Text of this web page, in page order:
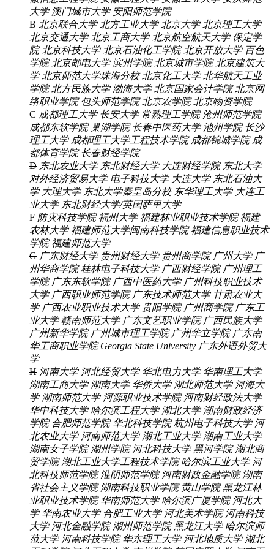
大学 澳门城市大学 安阳师范学院
B 北京联合大学 北方工业大学 北京大学 北京理工大学
北京交通大学 北京工商大学 北京航空航天大学 保定学
院 北京科技大学 北京石油化工学院 北京开放大学 百色
学院 北京邮电大学 滨州学院 北京城市学院 北京建筑大
学 北京师范大学珠海分校 北京化工大学 北华航天工业
学院 北方民族大学 渤海大学 北京国家会计学院 北京网
络职业学院 包头师范学院 北京农学院 北京物资学院
C 成都理工大学 长安大学 常熟理工学院 沧州师范学院
成都东软学院 巢湖学院 长春中医药大学 池州学院 长沙
理工大学 成都理工大学工程技术学院 成都锦城学院 成
都体育学院 长春财经学院
D 东北农业大学 东北财经大学 大连财经学院 东北大学
对外经济贸易大学 电子科技大学 大连大学 东北石油大
学 大理大学 东北大学秦皇岛分校 东华理工大学 大连工
业大学 东北财经大学/英国萨里大学
F 防灾科技学院 福州大学 福建林业职业技术学院 福建
农林大学 福建师范大学闽南科技学院 福建信息职业技术
学院 福建师范大学
G 广东财经大学 贵州财经大学 贵州商学院 广州大学 广
州华商学院 桂林电子科技大学 广西财经学院 广州理工
学院 广东东软学院 广西中医药大学 广州科技职业技术
大学 广西职业师范学院 广东技术师范大学 甘肃农业大
学 广西农业职业技术大学 贵阳学院 广州商学院 广东工
业大学 赣南师范大学 广东文艺职业学院 广西民族大学
广州新华学院 广州城市理工学院 广州华立学院 广东南
华工商职业学院 Georgia State University 广东外语外贸大
学
H 河南大学 河北经贸大学 华北电力大学 华南理工大学
湖南工商大学 湖南大学 华侨大学 湖北师范大学 河海大
学 湖南师范大学 河源职业技术学院 河南财经政法大学
华中科技大学 哈尔滨工程大学 湖北大学 湖南财政经济
学院 合肥师范学院 华北科技学院 杭州电子科技大学 河
北农业大学 河南师范大学 湖北工业大学 湖南工业大学
湖南女子学院 湖州学院 河北科技大学 黑河学院 湖北商
贸学院 湖北工业大学工程技术学院 哈尔滨工业大学 河
北科技师范学院 淮阴师范学院 河南财政金融学院 湖南
省社会主义学院 湖南科技职业学院 黄山学院 黑龙江林
业职业技术学院 华南师范大学 哈尔滨广厦学院 河北大
学 华南农业大学 合肥工业大学 河北美术学院 河南科技
大学 河北金融学院 湖州师范学院 黑龙江大学 哈尔滨师
范大学 河南科技学院 华东理工大学 河北地质大学 湖北